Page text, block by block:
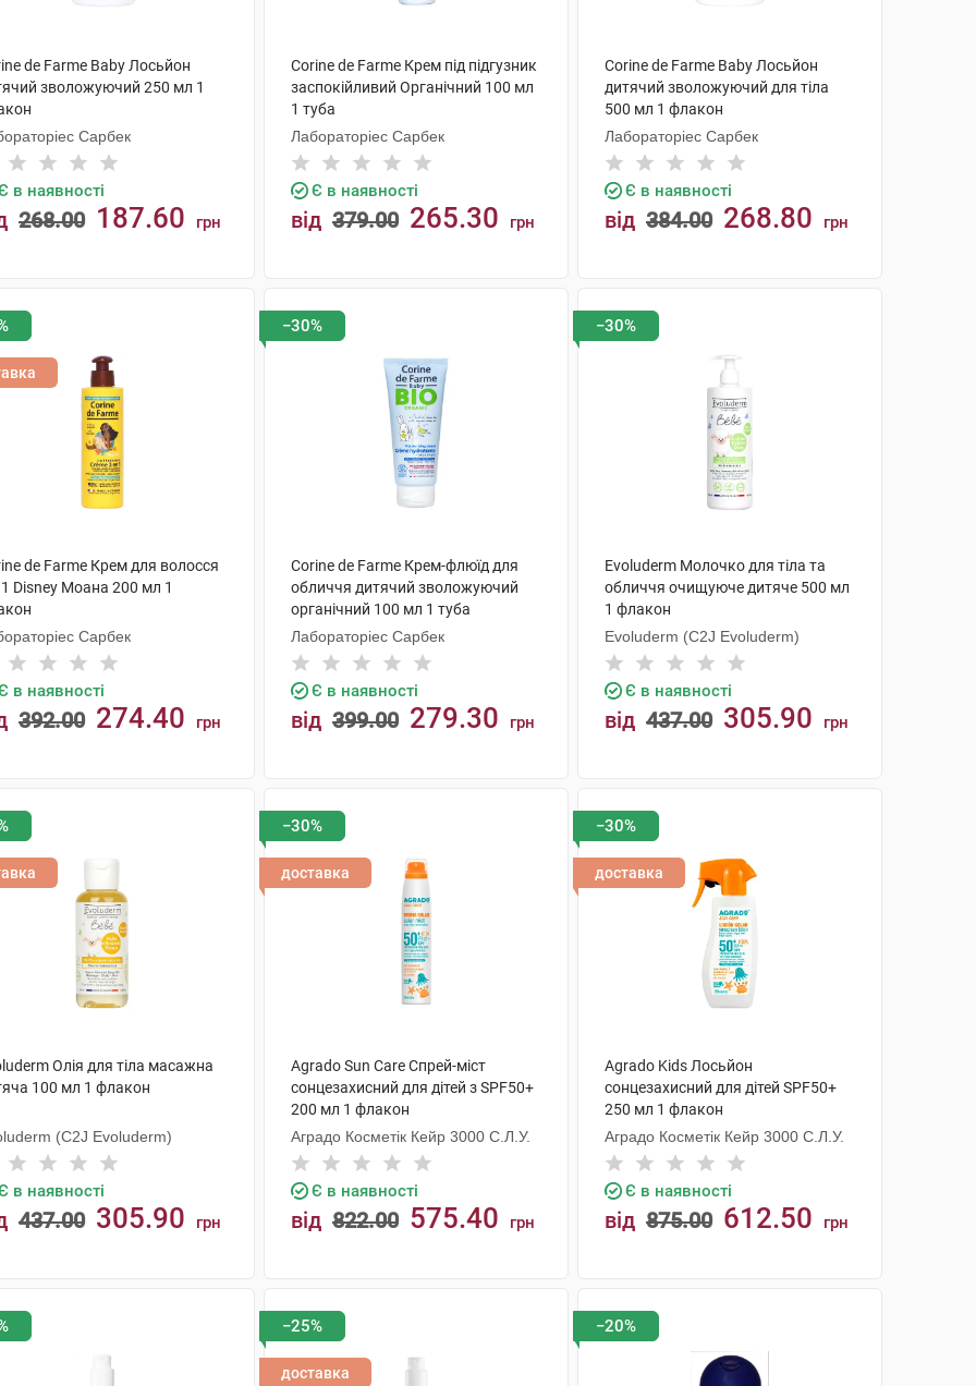
de Farme Baby Лосьйон
зволожуючий 250 мл 1
Сарбек
в наявності
268.00 187.60 грн
Corine de Farme Крем під підгузник
заспокійливий Органічний 100 мл
1 туба
Лабораторіес Сарбек
Є в наявності
від 379.00 265.30 грн
Corine de Farme Baby Лосьйон
дитячий зволожуючий для тіла
500 мл 1 флакон
Лабораторіес Сарбек
Є в наявності
від 384.00 268.80 грн
de Farme Крем для волосся
Disney Моана 200 мл 1
Сарбек
в наявності
392.00 274.40 грн
−30%
Corine de Farme Крем-флюїд для
обличчя дитячий зволожуючий
органічний 100 мл 1 туба
Лабораторіес Сарбек
Є в наявності
від 399.00 279.30 грн
−30%
Evoluderm Молочко для тіла та
обличчя очищуюче дитяче 500 мл
1 флакон
Evoluderm (C2J Evoluderm)
Є в наявності
від 437.00 305.90 грн
Олія для тіла масажна
100 мл 1 флакон
(C2J Evoluderm)
в наявності
437.00 305.90 грн
−30%
доставка
Agrado Sun Care Спрей-міст
сонцезахисний для дітей з SPF50+
200 мл 1 флакон
Аградо Косметік Кейр 3000 С.Л.У.
Є в наявності
від 822.00 575.40 грн
−30%
доставка
Agrado Kids Лосьйон
сонцезахисний для дітей SPF50+
250 мл 1 флакон
Аградо Косметік Кейр 3000 С.Л.У.
Є в наявності
від 875.00 612.50 грн
−25%
доставка
−20%